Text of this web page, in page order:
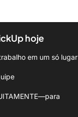
hoje
em um só lugar